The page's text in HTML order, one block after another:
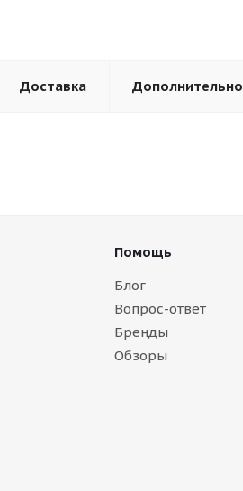
Доставка Дополнительно
Помощь
Блог
Вопрос-ответ
Бренды
Обзоры